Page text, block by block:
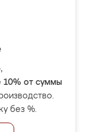
10% от суммы
без %.